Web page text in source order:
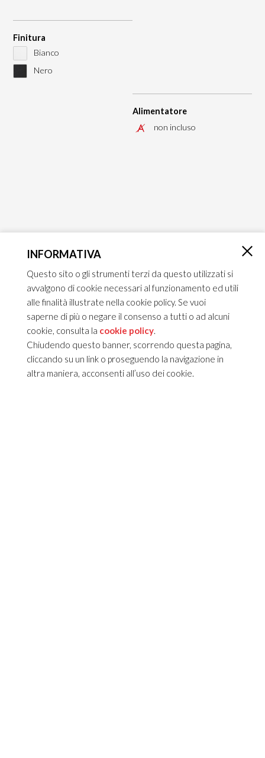
Finitura
Bianco
Nero
Alimentatore
non incluso
INFORMATIVA
Questo sito o gli strumenti terzi da questo utilizzati si
avvalgono di cookie necessari al funzionamento ed utili
alle finalità illustrate nella cookie policy. Se vuoi
saperne di più o negare il consenso a tutti o ad alcuni
cookie, consulta la cookie policy.
Chiudendo questo banner, scorrendo questa pagina,
cliccando su un link o proseguendo la navigazione in
altra maniera, acconsenti all’uso dei cookie.